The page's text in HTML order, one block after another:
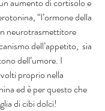
“l’ormone della
neurotrasmettitore
dell’appetito,  sia
dell’umore. I
proprio nella
ed è per questo che
di cibi dolci!